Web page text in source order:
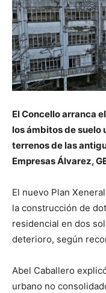
El Concello arranca
los ámbitos de suelo
terrenos de las
Empresas Álvarez,
El nuevo Plan
la construcción de
residencial en dos
deterioro, según
Abel Caballero
urbano no